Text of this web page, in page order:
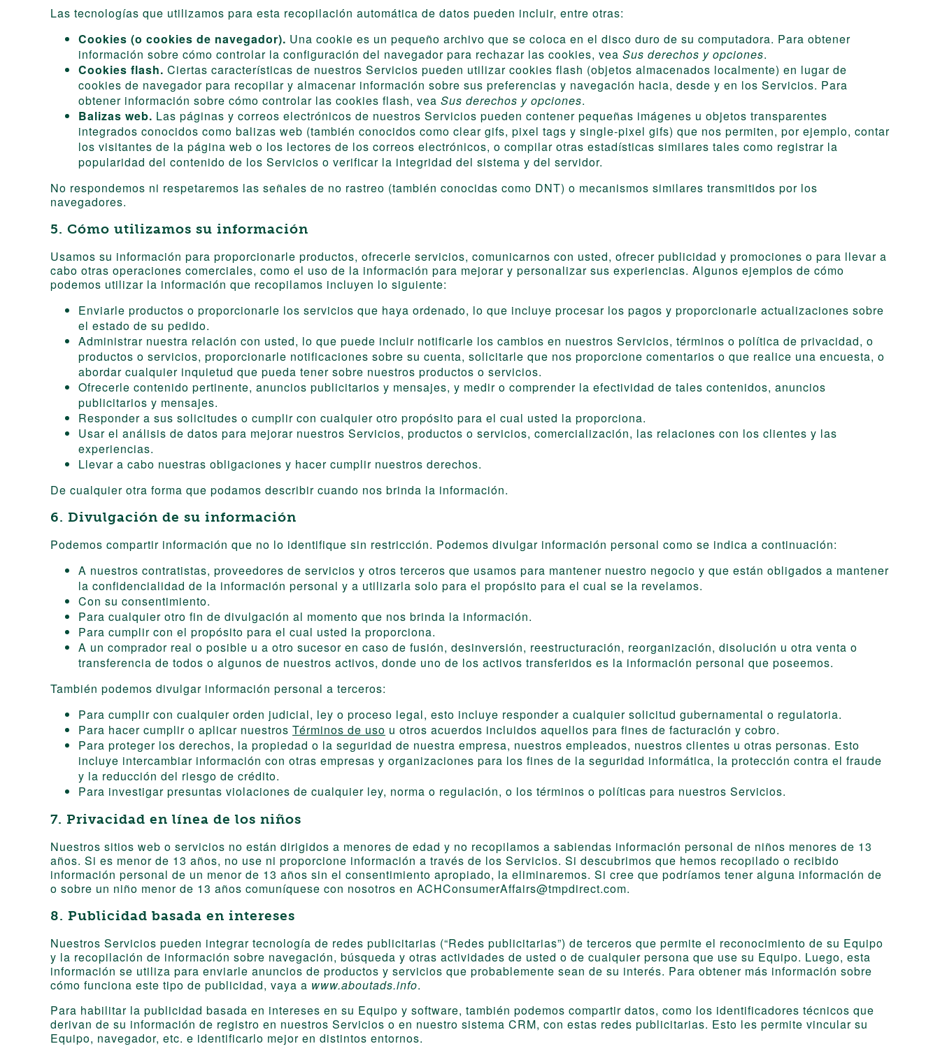
Las tecnologías que utilizamos para esta recopilación automática de datos pueden incluir, entre otras:
Cookies (o cookies de navegador). Una cookie es un pequeño archivo que se coloca en el disco duro de su computadora. Para obtener
información sobre cómo controlar la configuración del navegador para rechazar las cookies, vea Sus derechos y opciones.
Cookies flash. Ciertas características de nuestros Servicios pueden utilizar cookies flash (objetos almacenados localmente) en lugar de
cookies de navegador para recopilar y almacenar información sobre sus preferencias y navegación hacia, desde y en los Servicios. Para
obtener información sobre cómo controlar las cookies flash, vea Sus derechos y opciones.
Balizas web. Las páginas y correos electrónicos de nuestros Servicios pueden contener pequeñas imágenes u objetos transparentes
integrados conocidos como balizas web (también conocidos como clear gifs, pixel tags y single-pixel gifs) que nos permiten, por ejemplo, contar
los visitantes de la página web o los lectores de los correos electrónicos, o compilar otras estadísticas similares tales como registrar la
popularidad del contenido de los Servicios o verificar la integridad del sistema y del servidor.
No respondemos ni respetaremos las señales de no rastreo (también conocidas como DNT) o mecanismos similares transmitidos por los
navegadores.
5. Cómo utilizamos su información
Usamos su información para proporcionarle productos, ofrecerle servicios, comunicarnos con usted, ofrecer publicidad y promociones o para llevar a
cabo otras operaciones comerciales, como el uso de la información para mejorar y personalizar sus experiencias. Algunos ejemplos de cómo
podemos utilizar la información que recopilamos incluyen lo siguiente:
Enviarle productos o proporcionarle los servicios que haya ordenado, lo que incluye procesar los pagos y proporcionarle actualizaciones sobre
el estado de su pedido.
Administrar nuestra relación con usted, lo que puede incluir notificarle los cambios en nuestros Servicios, términos o política de privacidad, o
productos o servicios, proporcionarle notificaciones sobre su cuenta, solicitarle que nos proporcione comentarios o que realice una encuesta, o
abordar cualquier inquietud que pueda tener sobre nuestros productos o servicios.
Ofrecerle contenido pertinente, anuncios publicitarios y mensajes, y medir o comprender la efectividad de tales contenidos, anuncios
publicitarios y mensajes.
Responder a sus solicitudes o cumplir con cualquier otro propósito para el cual usted la proporciona.
Usar el análisis de datos para mejorar nuestros Servicios, productos o servicios, comercialización, las relaciones con los clientes y las
experiencias.
Llevar a cabo nuestras obligaciones y hacer cumplir nuestros derechos.
De cualquier otra forma que podamos describir cuando nos brinda la información.
6. Divulgación de su información
Podemos compartir información que no lo identifique sin restricción. Podemos divulgar información personal como se indica a continuación:
A nuestros contratistas, proveedores de servicios y otros terceros que usamos para mantener nuestro negocio y que están obligados a mantener
la confidencialidad de la información personal y a utilizarla solo para el propósito para el cual se la revelamos.
Con su consentimiento.
Para cualquier otro fin de divulgación al momento que nos brinda la información.
Para cumplir con el propósito para el cual usted la proporciona.
A un comprador real o posible u a otro sucesor en caso de fusión, desinversión, reestructuración, reorganización, disolución u otra venta o
transferencia de todos o algunos de nuestros activos, donde uno de los activos transferidos es la información personal que poseemos.
También podemos divulgar información personal a terceros:
Para cumplir con cualquier orden judicial, ley o proceso legal, esto incluye responder a cualquier solicitud gubernamental o regulatoria.
Para hacer cumplir o aplicar nuestros Términos de uso u otros acuerdos incluidos aquellos para fines de facturación y cobro.
Para proteger los derechos, la propiedad o la seguridad de nuestra empresa, nuestros empleados, nuestros clientes u otras personas. Esto
incluye intercambiar información con otras empresas y organizaciones para los fines de la seguridad informática, la protección contra el fraude
y la reducción del riesgo de crédito.
Para investigar presuntas violaciones de cualquier ley, norma o regulación, o los términos o políticas para nuestros Servicios.
7. Privacidad en línea de los niños
Nuestros sitios web o servicios no están dirigidos a menores de edad y no recopilamos a sabiendas información personal de niños menores de 13
años. Si es menor de 13 años, no use ni proporcione información a través de los Servicios. Si descubrimos que hemos recopilado o recibido
información personal de un menor de 13 años sin el consentimiento apropiado, la eliminaremos. Si cree que podríamos tener alguna información de
o sobre un niño menor de 13 años comuníquese con nosotros en ACHConsumerAffairs@tmpdirect.com.
8. Publicidad basada en intereses
Nuestros Servicios pueden integrar tecnología de redes publicitarias (“Redes publicitarias”) de terceros que permite el reconocimiento de su Equipo
y la recopilación de información sobre navegación, búsqueda y otras actividades de usted o de cualquier persona que use su Equipo. Luego, esta
información se utiliza para enviarle anuncios de productos y servicios que probablemente sean de su interés. Para obtener más información sobre
cómo funciona este tipo de publicidad, vaya a www.aboutads.info.
Para habilitar la publicidad basada en intereses en su Equipo y software, también podemos compartir datos, como los identificadores técnicos que
derivan de su información de registro en nuestros Servicios o en nuestro sistema CRM, con estas redes publicitarias. Esto les permite vincular su
Equipo, navegador, etc. e identificarlo mejor en distintos entornos.